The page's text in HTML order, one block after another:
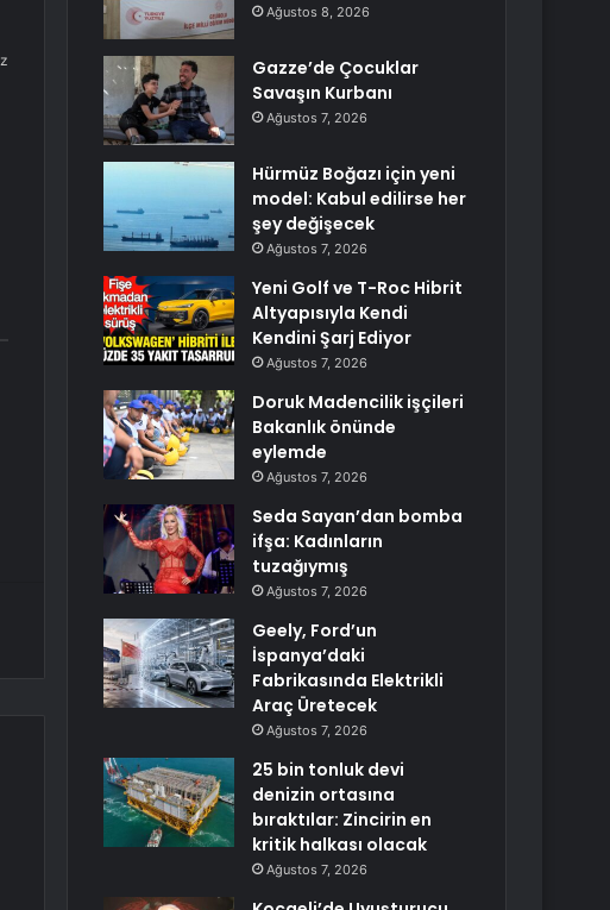
Ağustos 8, 2026
Gazze’de Çocuklar
Savaşın Kurbanı
Ağustos 7, 2026
Hürmüz Boğazı için yeni
model: Kabul edilirse her
şey değişecek
Ağustos 7, 2026
Yeni Golf ve T-Roc Hibrit
Altyapısıyla Kendi
Kendini Şarj Ediyor
Ağustos 7, 2026
Doruk Madencilik işçileri
Bakanlık önünde
eylemde
Ağustos 7, 2026
Seda Sayan’dan bomba
ifşa: Kadınların
tuzağıymış
Ağustos 7, 2026
Geely, Ford’un
İspanya’daki
Fabrikasında Elektrikli
Araç Üretecek
Ağustos 7, 2026
25 bin tonluk devi
denizin ortasına
bıraktılar: Zincirin en
kritik halkası olacak
Ağustos 7, 2026